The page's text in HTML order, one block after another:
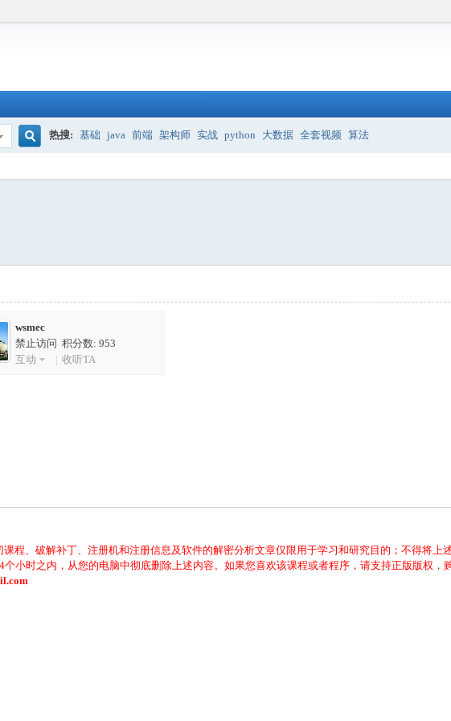
热搜: 基础 java 前端 架构师 实战 python 大数据 全套视频 算法
wsmec
禁止访问 积分数: 953
互动
| 收听TA
程、破解补丁、注册机和注册信息及软件的解密分析文章仅限用于学习和研究目的；不得将
小时之内，从您的电脑中彻底删除上述内容。如果您喜欢该课程或者程序，请支持正版版权，